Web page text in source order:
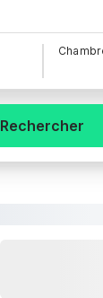
Rechercher